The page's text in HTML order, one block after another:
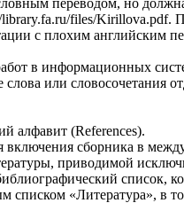
files/Kirillova.pdf.
с плохим английским
в информационных
или словосочетания
алфавит (References).
включения сборника в
приводимой
список,
«Литература», в